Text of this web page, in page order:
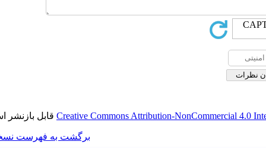
Creative Commonsقابل بازنشر است.
برگشت به فهرست نسخه ها